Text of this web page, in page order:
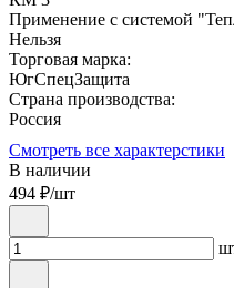
Применение с системой
Нельзя
Торговая марка:
ЮгСпецЗащита
Страна производства:
Россия
Смотреть все характерстики
В наличии
494 ₽/шт